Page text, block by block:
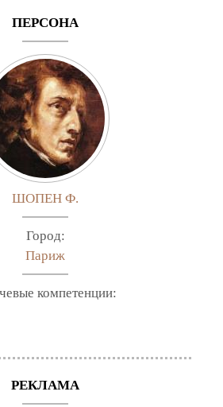
ПЕРСОНА
ШОПЕН Ф.
Город:
Париж
компетенции:
РЕКЛАМА